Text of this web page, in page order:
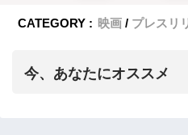
CATEGORY : 映画 プレスリ
今、あなたにオススメ